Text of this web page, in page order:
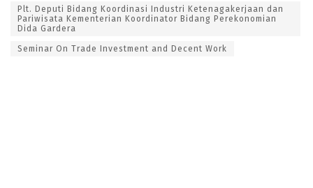
Plt. Deputi Bidang Koordinasi Industri Ketenagakerjaan dan
Pariwisata Kementerian Koordinator Bidang Perekonomian
Dida Gardera
Seminar On Trade Investment and Decent Work